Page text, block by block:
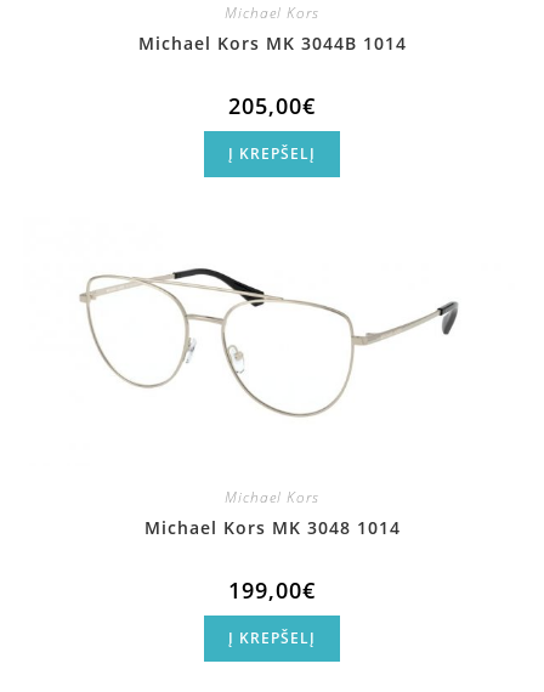
Michael Kors
Michael Kors MK 3044B 1014
205,00€
Į KREPŠELĮ
Michael Kors
Michael Kors MK 3048 1014
199,00€
Į KREPŠELĮ